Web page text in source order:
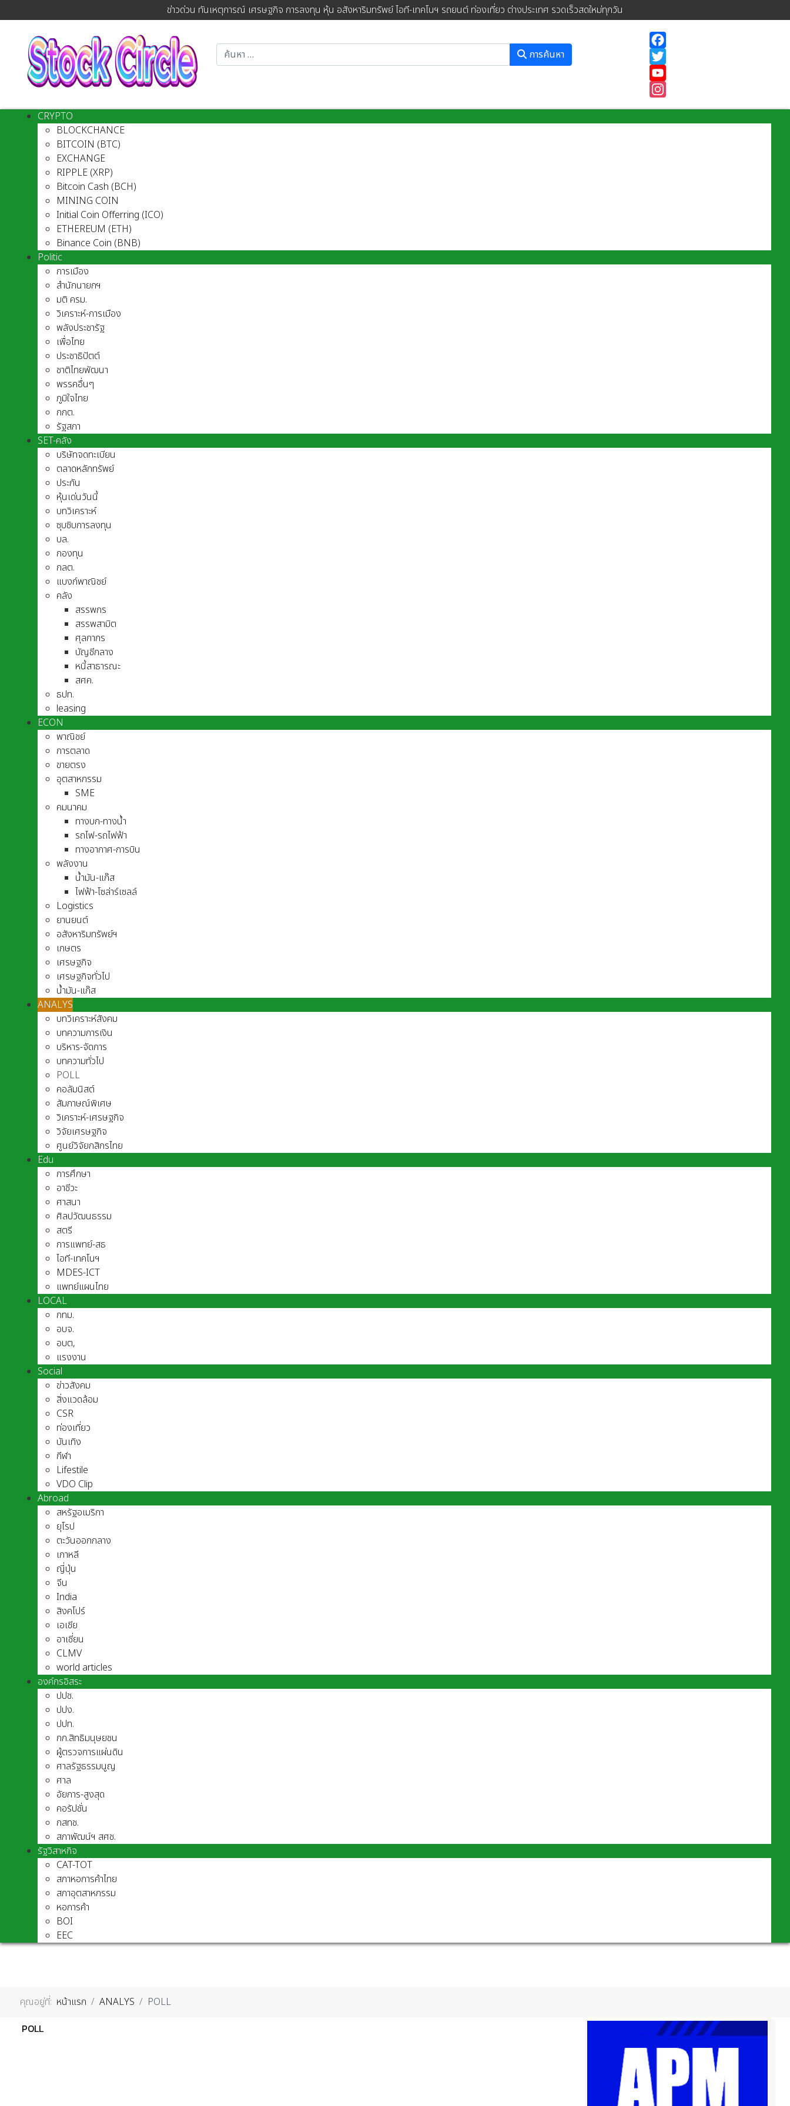
ข่าวด่วน ทันเหตุการณ์ เศรษฐกิจ การลงทุน หุ้น อสังหาริมทรัพย์ ไอที-เทคโนฯ รถยนต์ ท่องเที่ยว ต่างประเทศ รวดเร็วสดใหม่ทุกวัน
การค้นหา
Instagram
CRYPTO
BLOCKCHANCE
BITCOIN (BTC)
EXCHANGE
RIPPLE (XRP)
Bitcoin Cash (BCH)
MINING COIN
Initial Coin Offerring (ICO)
ETHEREUM (ETH)
Binance Coin (BNB)
Politic
การเมือง
สำนักนายกฯ
มติ ครม.
วิเคราะห์-การเมือง
พลังประชารัฐ
เพื่อไทย
ประชาธิปัตต์
ชาติไทยพัฒนา
พรรคอื่นๆ
ภูมิใจไทย
กกต.
รัฐสภา
SET-คลัง
บริษัทจดทะเบียน
ตลาดหลักทรัพย์
ประกัน
หุ้นเด่นวันนี้
บทวิเคราะห์
ซุบซิบการลงทุน
บล.
กองทุน
กลต.
แบงก์พาณิชย์
คลัง
สรรพกร
สรรพสามิต
ศุลกากร
บัญชีกลาง
หนี้สาธารณะ
สศค.
ธปท.
leasing
ECON
พาณิชย์
การตลาด
ขายตรง
อุตสาหกรรม
SME
คมนาคม
ทางบก-ทางน้ำ
รถไฟ-รถไฟฟ้า
ทางอากาศ-การบิน
พลังงาน
น้ำมัน-แก๊ส
ไฟฟ้า-โซล่าร์เซลล์
Logistics
ยานยนต์
อสังหาริมทรัพย์ฯ
เกษตร
เศรษฐกิจ
เศรษฐกิจทั่วไป
น้ำมัน-แก๊ส
ANALYS
บทวิเคราะห์สังคม
บทความการเงิน
บริหาร-จัดการ
บทความทั่วไป
POLL
คอลัมนิสต์
สัมภาษณ์พิเศษ
วิเคราะห์-เศรษฐกิจ
วิจัยเศรษฐกิจ
ศูนย์วิจัยกสิกรไทย
Edu
การศึกษา
อาชีวะ
ศาสนา
ศิลปวัฒนธรรม
สตรี
การแพทย์-สธ
ไอที-เทคโนฯ
MDES-ICT
แพทย์แผนไทย
LOCAL
กทม.
อบจ.
อบต,
แรงงาน
Social
ข่าวสังคม
สิ่งแวดล้อม
CSR
ท่องเที่ยว
บันเทิง
กีฬา
Lifestile
VDO Clip
Abroad
สหรัฐอเมริกา
ยุโรป
ตะวันออกกลาง
เกาหลี
ญี่ปุ่น
จีน
India
สิงคโปร์
เอเชีย
อาเชี่ยน
CLMV
world articles
องค์กรอิสระ
ปปช.
ปปง.
ปปท.
กก.สิทธิมนุษยชน
ผู้ตรวจการแผ่นดิน
ศาลรัฐธรรมนูญ
ศาล
อัยการ-สูงสุด
คอรัปชั่น
กสทช.
สภาพัฒน์ฯ สศช.
รัฐวิสาหกิจ
CAT-TOT
สภาหอการค้าไทย
สภาอุตสาหกรรม
หอการค้า
BOI
EEC
คุณอยู่ที่: หน้าแรก ANALYS
POLL
POLL